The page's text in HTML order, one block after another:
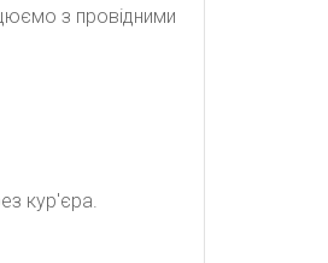
з провідними
кур'єра.